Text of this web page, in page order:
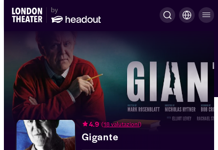
4.9 (18 valutazioni)
Gigante